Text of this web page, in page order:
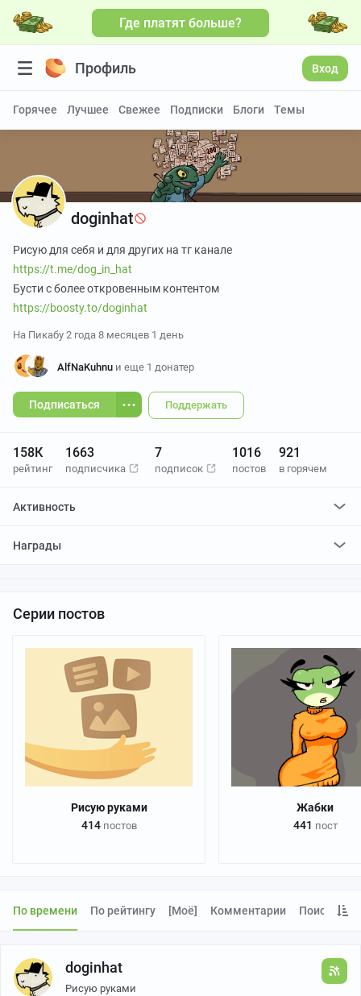
Где платят больше?
Профиль Вход
Горячее Лучшее Свежее Подписки Блоги Темы
doginhat
Рисую для себя и для других на тг канале
https://t.me/dog_in_hat
Бусти с более откровенным контентом
https://boosty.to/doginhat
На Пикабу 2 года 8 месяцев 1 день
AlfNaKuhnu и еще 1 донатер
Подписаться Поддержать
158К
рейтинг
1663
подписчика
7
подписок
1016
постов
921
в горячем
Активность
отредактировал
Награды
Серии постов
Рисую руками
414постов
Жабки
441 пост
По времени По рейтингу [моё] Комментарии Поиск
doginhat
Рисую руками